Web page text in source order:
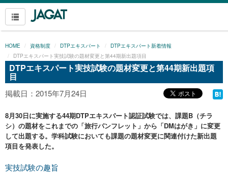
HOME 資格制度 DTPエキスパート
DTPエキスパート新着情報
DTPエキスパート実技試験の題材変更と第44期新出題項目
DTPエキスパート実技試験の題材変更と第44期新出題項
目
掲載日：2015年7月24日
8月30日に実施する44期DTPエキスパート認証試験では、課題B（チラ
シ）の題材をこれまでの「旅行パンフレット」から「DMはがき」に変更
して出題する。学科試験においても課題の題材変更に関連付けた新出題
項目を発表した。
実技試験の趣旨